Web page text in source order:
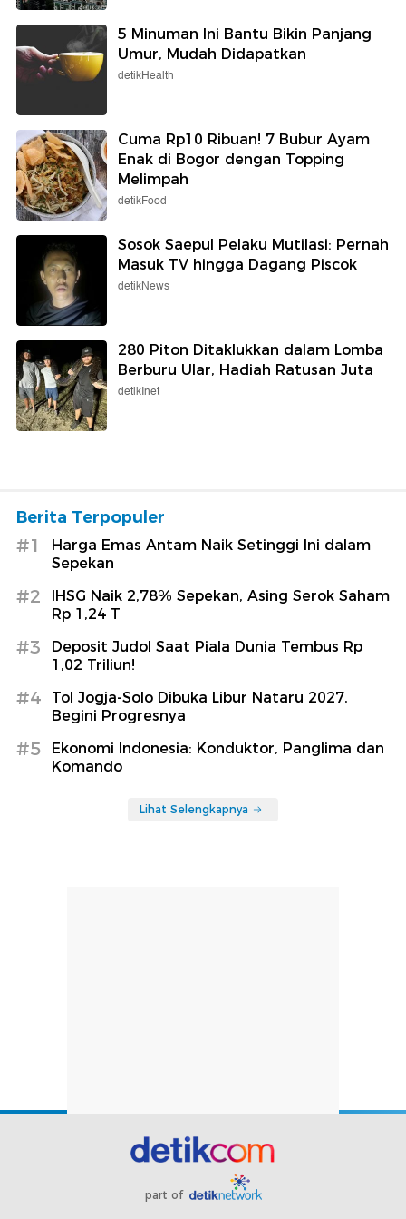
5 Minuman Ini Bantu Bikin Panjang
Umur, Mudah Didapatkan
detikHealth
Cuma Rp10 Ribuan! 7 Bubur Ayam
Enak di Bogor dengan Topping
Melimpah
detikFood
Sosok Saepul Pelaku Mutilasi: Pernah
Masuk TV hingga Dagang Piscok
detikNews
280 Piton Ditaklukkan dalam Lomba
Berburu Ular, Hadiah Ratusan Juta
detikInet
Berita Terpopuler
#1
Harga Emas Antam Naik Setinggi Ini dalam
Sepekan
#2
IHSG Naik 2,78% Sepekan, Asing Serok Saham
Rp 1,24 T
#3
Deposit Judol Saat Piala Dunia Tembus Rp
1,02 Triliun!
#4
Tol Jogja-Solo Dibuka Libur Nataru 2027,
Begini Progresnya
#5
Ekonomi Indonesia: Konduktor, Panglima dan
Komando
Lihat Selengkapnya
part of